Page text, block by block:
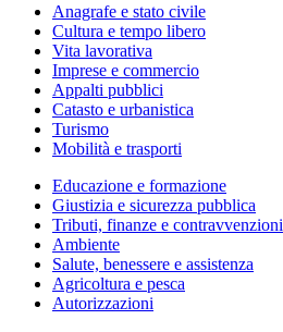
Anagrafe e stato civile
Cultura e tempo libero
Vita lavorativa
Imprese e commercio
Appalti pubblici
Catasto e urbanistica
Turismo
Mobilità e trasporti
Educazione e formazione
Giustizia e sicurezza pubblica
Tributi, finanze e contravvenzioni
Ambiente
Salute, benessere e assistenza
Agricoltura e pesca
Autorizzazioni